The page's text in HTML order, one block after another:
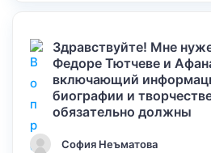
Здравствуйте! Мне
Федоре Тютчеве и
включающий
биографии и
обязательно должны
София Неъматова